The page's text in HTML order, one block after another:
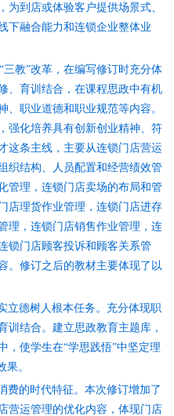
为到店或体验客户提供场景式、
下融合能力和连锁企业整体业
教”改革，在编写修订时充分体
、育训结合，在课程思政中有机
、职业道德和职业规范等内容。
强化培养具有创新创业精神、符
这条主线，主要从连锁门店营运
织结构、人员配置和经营绩效管
管理，连锁门店卖场的布局和管
店理货作业管理，连锁门店进存
理，连锁门店销售作业管理，连
锁门店顾客投诉和顾客关系管
。修订之后的教材主要体现了以
立德树人根本任务。充分体现职
训结合。建立思政教育主题库，
，使学生在“学思践悟”中坚定理
果。
费的时代特征。本次修订增加了
营运管理的优化内容，体现门店